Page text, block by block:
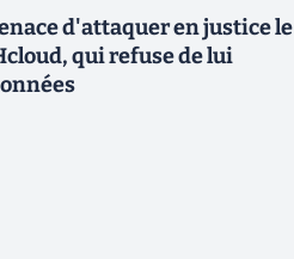
d'attaquer en justice le
qui refuse de lui